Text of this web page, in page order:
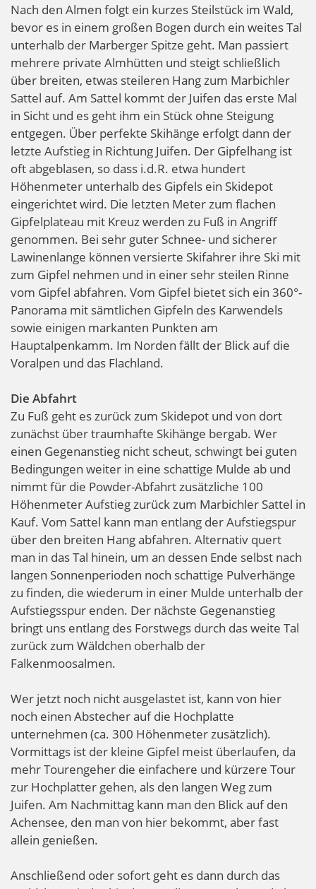
Nach den Almen folgt ein kurzes Steilstück im Wald,
bevor es in einem großen Bogen durch ein weites Tal
unterhalb der Marberger Spitze geht. Man passiert
mehrere private Almhütten und steigt schließlich
über breiten, etwas steileren Hang zum Marbichler
Sattel auf. Am Sattel kommt der Juifen das erste Mal
in Sicht und es geht ihm ein Stück ohne Steigung
entgegen. Über perfekte Skihänge erfolgt dann der
letzte Aufstieg in Richtung Juifen. Der Gipfelhang ist
oft abgeblasen, so dass i.d.R. etwa hundert
Höhenmeter unterhalb des Gipfels ein Skidepot
eingerichtet wird. Die letzten Meter zum flachen
Gipfelplateau mit Kreuz werden zu Fuß in Angriff
genommen. Bei sehr guter Schnee- und sicherer
Lawinenlange können versierte Skifahrer ihre Ski mit
zum Gipfel nehmen und in einer sehr steilen Rinne
vom Gipfel abfahren. Vom Gipfel bietet sich ein 360°-
Panorama mit sämtlichen Gipfeln des Karwendels
sowie einigen markanten Punkten am
Hauptalpenkamm. Im Norden fällt der Blick auf die
Voralpen und das Flachland.
Die Abfahrt
Zu Fuß geht es zurück zum Skidepot und von dort
zunächst über traumhafte Skihänge bergab. Wer
einen Gegenanstieg nicht scheut, schwingt bei guten
Bedingungen weiter in eine schattige Mulde ab und
nimmt für die Powder-Abfahrt zusätzliche 100
Höhenmeter Aufstieg zurück zum Marbichler Sattel in
Kauf. Vom Sattel kann man entlang der Aufstiegspur
über den breiten Hang abfahren. Alternativ quert
man in das Tal hinein, um an dessen Ende selbst nach
langen Sonnenperioden noch schattige Pulverhänge
zu finden, die wiederum in einer Mulde unterhalb der
Aufstiegsspur enden. Der nächste Gegenanstieg
bringt uns entlang des Forstwegs durch das weite Tal
zurück zum Wäldchen oberhalb der
Falkenmoosalmen.
Wer jetzt noch nicht ausgelastet ist, kann von hier
noch einen Abstecher auf die Hochplatte
unternehmen (ca. 300 Höhenmeter zusätzlich).
Vormittags ist der kleine Gipfel meist überlaufen, da
mehr Tourengeher die einfachere und kürzere Tour
zur Hochplatter gehen, als den langen Weg zum
Juifen. Am Nachmittag kann man den Blick auf den
Achensee, den man von hier bekommt, aber fast
allein genießen.
Anschließend oder sofort geht es dann durch das